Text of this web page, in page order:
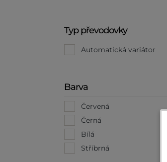
Typ převodovky
Automatická variátor
Barva
Červená
Černá
Bílá
Stříbrná